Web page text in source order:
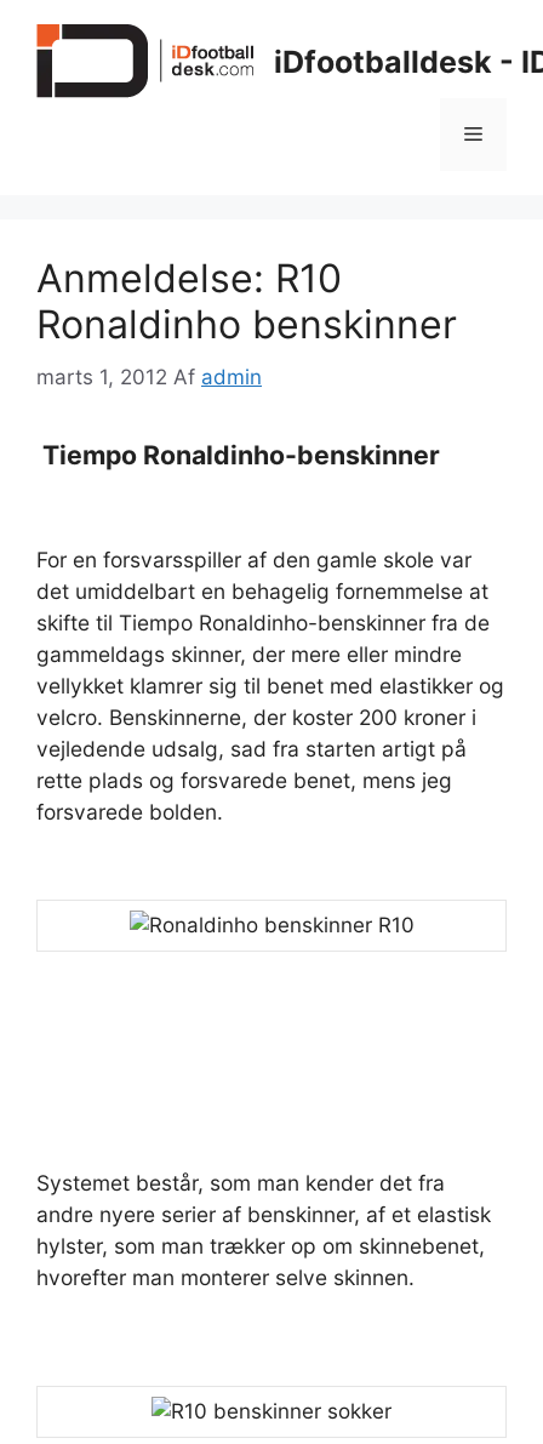
iDfootballdesk -
Menu
Anmeldelse: R10
Ronaldinho benskinner
marts 1, 2012 Af admin
Tiempo Ronaldinho-benskinner
For en forsvarsspiller af den gamle skole var
det umiddelbart en behagelig fornemmelse at
skifte til Tiempo Ronaldinho-benskinner fra de
gammeldags skinner, der mere eller mindre
vellykket klamrer sig til benet med elastikker og
velcro. Benskinnerne, der koster 200 kroner i
vejledende udsalg, sad fra starten artigt på
rette plads og forsvarede benet, mens jeg
forsvarede bolden.
Systemet består, som man kender det fra
andre nyere serier af benskinner, af et elastisk
hylster, som man trækker op om skinnebenet,
hvorefter man monterer selve skinnen.